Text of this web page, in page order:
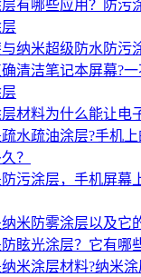
层有哪些应用？防污
纳米超级防水防污
清洁笔记本屏幕?
层
材料为什么能让电
水疏油涂层?手机
？
污涂层，手机屏幕
米防雾涂层以及它
眩光涂层？它有哪
米涂层材料?纳米